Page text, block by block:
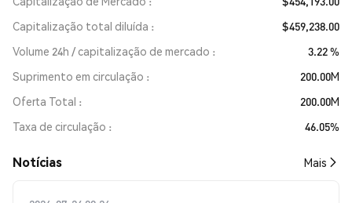
Capitalização total diluída
$459,238.00
Volume 24h / capitalização de mercado
3.22 %
Suprimento em circulação
200.00M
Oferta Total
200.00M
Taxa de circulação
46.05%
​​Notícias​​ Mais